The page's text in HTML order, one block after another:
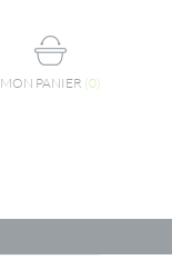
MON PANIER (0)